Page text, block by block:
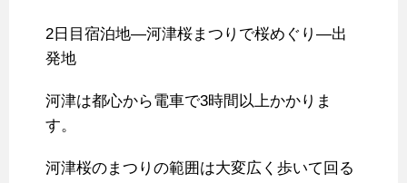
2日目宿泊地―河津桜まつりで桜めぐり―出
発地
河津は都心から電車で3時間以上かかりま
す。
河津桜のまつりの範囲は大変広く歩いて回る